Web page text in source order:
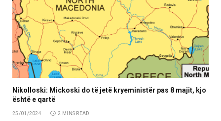
Nikolloski: Mickoski do të jetë kryeministër pas 8 majit, kjo
është e qartë
25/01/2024 2 MINS READ